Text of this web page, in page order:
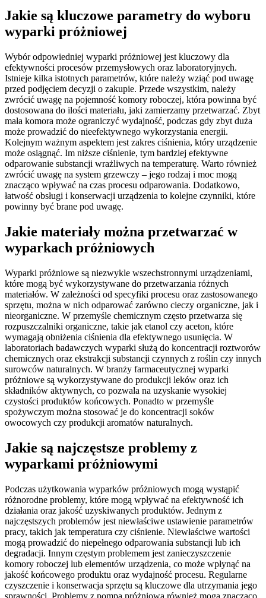
Jakie są kluczowe parametry do wyboru
wyparki próżniowej
Wybór odpowiedniej wyparki próżniowej jest kluczowy dla
efektywności procesów przemysłowych oraz laboratoryjnych.
Istnieje kilka istotnych parametrów, które należy wziąć pod uwagę
przed podjęciem decyzji o zakupie. Przede wszystkim, należy
zwrócić uwagę na pojemność komory roboczej, która powinna być
dostosowana do ilości materiału, jaki zamierzamy przetwarzać. Zbyt
mała komora może ograniczyć wydajność, podczas gdy zbyt duża
może prowadzić do nieefektywnego wykorzystania energii.
Kolejnym ważnym aspektem jest zakres ciśnienia, który urządzenie
może osiągnąć. Im niższe ciśnienie, tym bardziej efektywne
odparowanie substancji wrażliwych na temperaturę. Warto również
zwrócić uwagę na system grzewczy – jego rodzaj i moc mogą
znacząco wpływać na czas procesu odparowania. Dodatkowo,
łatwość obsługi i konserwacji urządzenia to kolejne czynniki, które
powinny być brane pod uwagę.
Jakie materiały można przetwarzać w
wyparkach próżniowych
Wyparki próżniowe są niezwykle wszechstronnymi urządzeniami,
które mogą być wykorzystywane do przetwarzania różnych
materiałów. W zależności od specyfiki procesu oraz zastosowanego
sprzętu, można w nich odparować zarówno cieczy organiczne, jak i
nieorganiczne. W przemyśle chemicznym często przetwarza się
rozpuszczalniki organiczne, takie jak etanol czy aceton, które
wymagają obniżenia ciśnienia dla efektywnego usunięcia. W
laboratoriach badawczych wyparki służą do koncentracji roztworów
chemicznych oraz ekstrakcji substancji czynnych z roślin czy innych
surowców naturalnych. W branży farmaceutycznej wyparki
próżniowe są wykorzystywane do produkcji leków oraz ich
składników aktywnych, co pozwala na uzyskanie wysokiej
czystości produktów końcowych. Ponadto w przemyśle
spożywczym można stosować je do koncentracji soków
owocowych czy produkcji aromatów naturalnych.
Jakie są najczęstsze problemy z
wyparkami próżniowymi
Podczas użytkowania wyparków próżniowych mogą wystąpić
różnorodne problemy, które mogą wpływać na efektywność ich
działania oraz jakość uzyskiwanych produktów. Jednym z
najczęstszych problemów jest niewłaściwe ustawienie parametrów
pracy, takich jak temperatura czy ciśnienie. Niewłaściwe wartości
mogą prowadzić do niepełnego odparowania substancji lub ich
degradacji. Innym częstym problemem jest zanieczyszczenie
komory roboczej lub elementów urządzenia, co może wpłynąć na
jakość końcowego produktu oraz wydajność procesu. Regularne
czyszczenie i konserwacja sprzętu są kluczowe dla utrzymania jego
sprawności. Problemy z pompą próżniową również mogą znacząco